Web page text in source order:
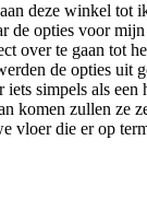
deze winkel tot
de opties voor
over te gaan tot
de opties uit
simpels als een
komen zullen ze
vloer die er op